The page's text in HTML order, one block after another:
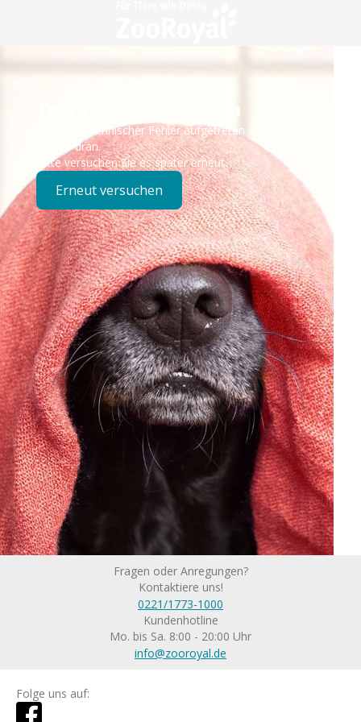
Technisches Problem
Es ist ein technischer Fehler aufgetreten – wir sind
bereits dran.
Bitte versuchen Sie es später erneut.
Erneut versuchen
Fragen oder Anregungen?
Kontaktiere uns!
0221/1773-1000
Kundenhotline
Mo. bis Sa. 8:00 - 20:00 Uhr
info@zooroyal.de
Folge uns auf: